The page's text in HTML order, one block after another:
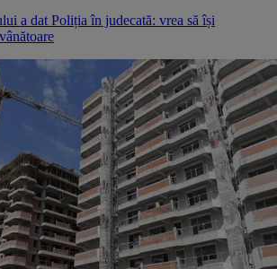
a dat Poliția în judecată: vrea să își